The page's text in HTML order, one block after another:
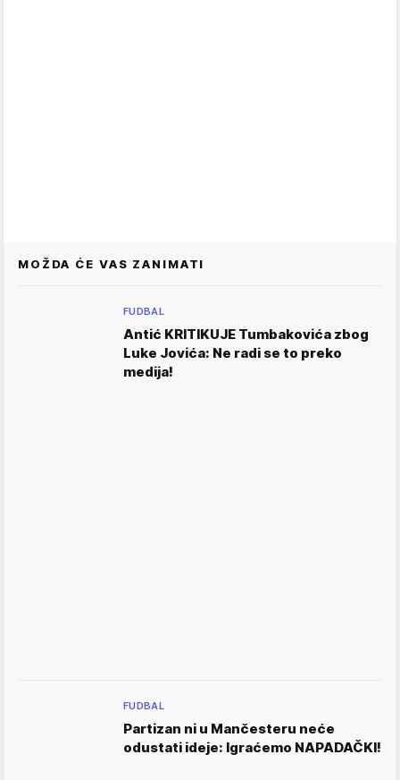
MOŽDA ĆE VAS ZANIMATI
FUDBAL
Antić KRITIKUJE Tumbakovića zbog
Luke Jovića: Ne radi se to preko
medija!
FUDBAL
Partizan ni u Mančesteru neće
odustati ideje: Igraćemo NAPADAČKI!